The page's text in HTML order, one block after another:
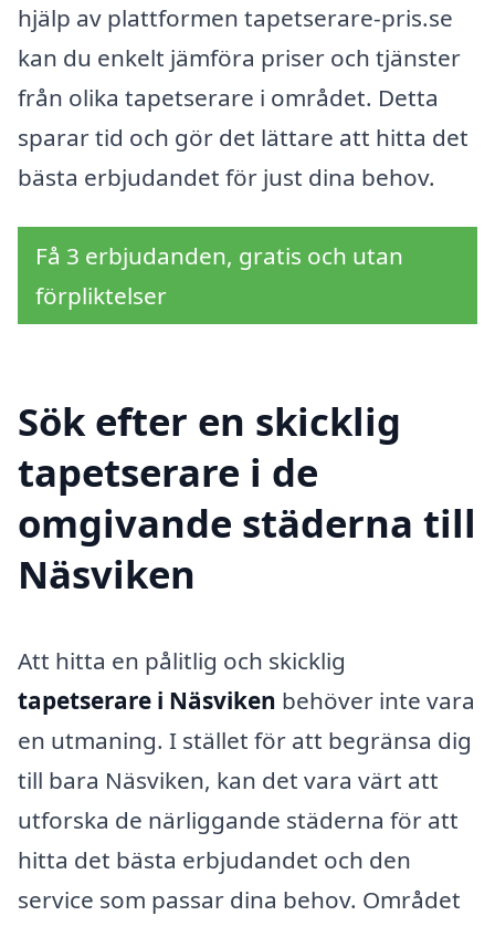
hjälp av plattformen tapetserare-pris.se
kan du enkelt jämföra priser och tjänster
från olika tapetserare i området. Detta
sparar tid och gör det lättare att hitta det
bästa erbjudandet för just dina behov.
Få 3 erbjudanden, gratis och utan
förpliktelser
Sök efter en skicklig
tapetserare i de
omgivande städerna till
Näsviken
Att hitta en pålitlig och skicklig
tapetserare i Näsviken behöver inte vara
en utmaning. I stället för att begränsa dig
till bara Näsviken, kan det vara värt att
utforska de närliggande städerna för att
hitta det bästa erbjudandet och den
service som passar dina behov. Området